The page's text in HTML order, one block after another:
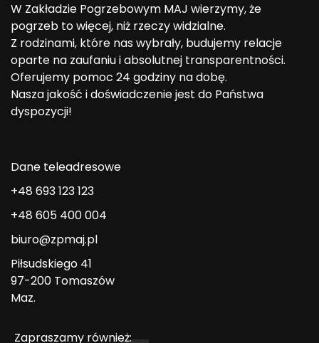
W Zakładzie Pogrzebowym MAJ wierzymy, że
pogrzeb to więcej, niż rzeczy widzialne.
Z rodzinami, które nas wybrały, budujemy relacje
oparte na zaufaniu i absolutnej transparentności.
Oferujemy pomoc 24 godziny na dobę.
Nasza jakość i doświadczenie jest do Państwa
dyspozycji!
Dane teleadresowe
+48 693 123 123
+48 605 400 004
biuro@zpmaj.pl
Piłsudskiego 41
97-200 Tomaszów
Maz.
Zapraszamy również: